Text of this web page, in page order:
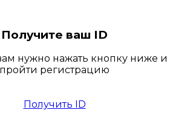
Получите ваш ID
нужно нажать кнопку ниже и
пройти регистрацию
Получить ID